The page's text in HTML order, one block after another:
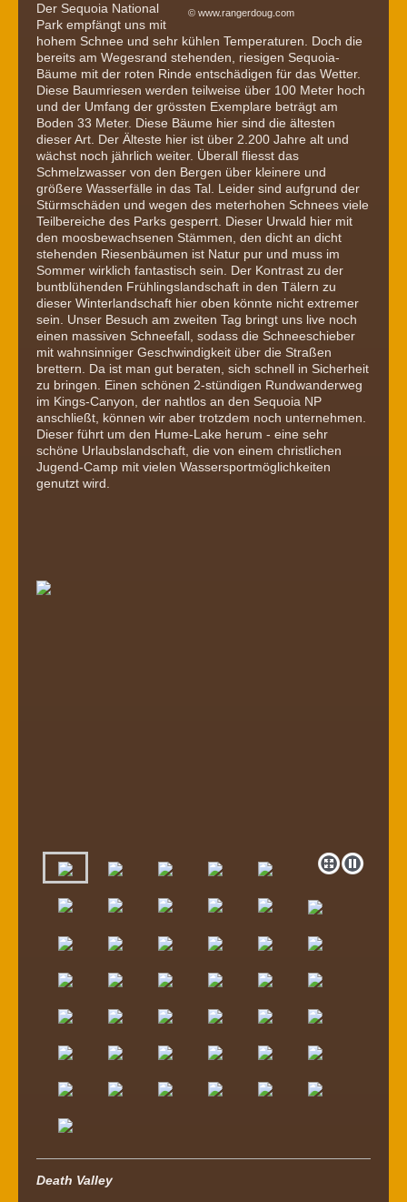
© www.rangerdoug.com
Der Sequoia National
Park empfängt uns mit
hohem Schnee und sehr kühlen Temperaturen. Doch die
bereits am Wegesrand stehenden, riesigen Sequoia-
Bäume mit der roten Rinde entschädigen für das Wetter.
Diese Baumriesen werden teilweise über 100 Meter hoch
und der Umfang der grössten Exemplare beträgt am
Boden 33 Meter. Diese Bäume hier sind die ältesten
dieser Art. Der Älteste hier ist über 2.200 Jahre alt und
wächst noch jährlich weiter. Überall fliesst das
Schmelzwasser von den Bergen über kleinere und
größere Wasserfälle in das Tal. Leider sind aufgrund der
Stürmschäden und wegen des meterhohen Schnees viele
Teilbereiche des Parks gesperrt. Dieser Urwald hier mit
den moosbewachsenen Stämmen, den dicht an dicht
stehenden Riesenbäumen ist Natur pur und muss im
Sommer wirklich fantastisch sein. Der Kontrast zu der
buntblühenden Frühlingslandschaft in den Tälern zu
dieser Winterlandschaft hier oben könnte nicht extremer
sein. Unser Besuch am zweiten Tag bringt uns live noch
einen massiven Schneefall, sodass die Schneeschieber
mit wahnsinniger Geschwindigkeit über die Straßen
brettern. Da ist man gut beraten, sich schnell in Sicherheit
zu bringen. Einen schönen 2-stündigen Rundwanderweg
im Kings-Canyon, der nahtlos an den Sequoia NP
anschließt, können wir aber trotzdem noch unternehmen.
Dieser führt um den Hume-Lake herum - eine sehr
schöne Urlaubslandschaft, die von einem christlichen
Jugend-Camp mit vielen Wassersportmöglichkeiten
genutzt wird.
Death Valley